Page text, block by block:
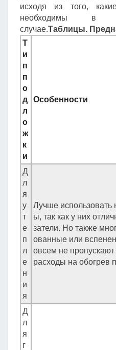
исходя из того,
необходимы в
случае.Таблицы.
Т
и
п
п
о
д
л
о
ж
к
и
Особенности
Д
л
я
у
т
е
п
л
е
н
и
я
Лучше использовать
ы, так как у них
затели. Но также
ованные или
овсем не
расходы на обогрев
Д
л
я
г